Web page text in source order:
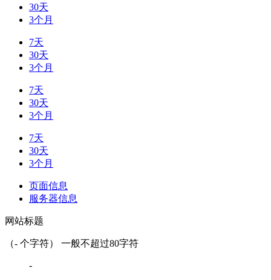
30天
3个月
7天
30天
3个月
7天
30天
3个月
7天
30天
3个月
页面信息
服务器信息
网站标题
（- 个字符） 一般不超过80字符
-